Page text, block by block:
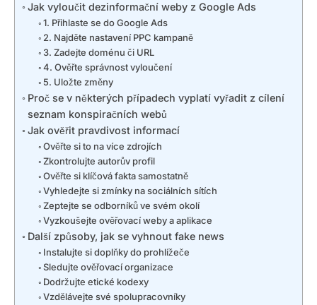
Jak vyloučit dezinformační weby z Google Ads
1. Přihlaste se do Google Ads
2. Najděte nastavení PPC kampaně
3. Zadejte doménu či URL
4. Ověřte správnost vyloučení
5. Uložte změny
Proč se v některých případech vyplatí vyřadit z cílení
seznam konspiračních webů
Jak ověřit pravdivost informací
Ověřte si to na více zdrojích
Zkontrolujte autorův profil
Ověřte si klíčová fakta samostatně
Vyhledejte si zmínky na sociálních sítích
Zeptejte se odborníků ve svém okolí
Vyzkoušejte ověřovací weby a aplikace
Další způsoby, jak se vyhnout fake news
Instalujte si doplňky do prohlížeče
Sledujte ověřovací organizace
Dodržujte etické kodexy
Vzdělávejte své spolupracovníky